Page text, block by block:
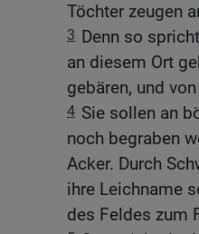
Töchter zeugen
3 Denn so
an diesem Ort
gebären, und
4 Sie sollen an
noch begraben
Acker. Durch
ihre Leichname
des Feldes zum